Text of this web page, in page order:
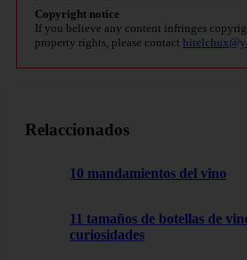
Copyright notice
If you believe any content infringes
property rights, please contact
Relaccionados
10 mandamientos del vino
11 tamaños de botellas de
curiosidades